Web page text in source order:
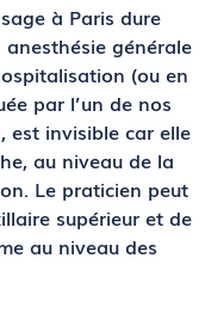
à Paris dure
générale
(ou en
par l’un de nos
est invisible car elle
au niveau de la
Le praticien peut
supérieur et de
au niveau des